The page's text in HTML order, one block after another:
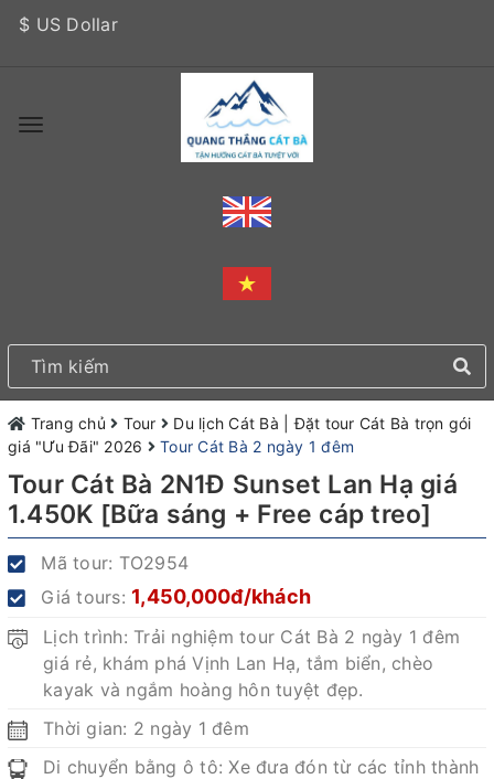
$ US Dollar
Trang chủ Tour
Du lịch Cát Bà | Đặt tour Cát Bà trọn gói
giá "Ưu Đãi" 2026
Tour Cát Bà 2 ngày 1 đêm
Tour Cát Bà 2N1Đ Sunset Lan Hạ giá
1.450K [Bữa sáng + Free cáp treo]
Mã tour: TO2954
Giá tours: 1,450,000đ/khách
Lịch trình: Trải nghiệm tour Cát Bà 2 ngày 1 đêm
giá rẻ, khám phá Vịnh Lan Hạ, tắm biển, chèo
kayak và ngắm hoàng hôn tuyệt đẹp.
Thời gian: 2 ngày 1 đêm
Di chuyển bằng ô tô: Xe đưa đón từ các tỉnh thành